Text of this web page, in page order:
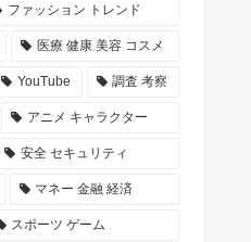
ファッション トレンド
医療 健康 美容 コスメ
YouTube 調査 考察
アニメ キャラクター
安全 セキュリティ
マネー 金融 経済
スポーツ ゲーム